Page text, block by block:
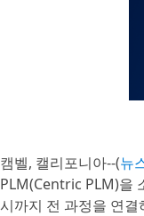
캠벨, 캘리포니아--(뉴
PLM(Centric PLM)을
시까지 전 과정을 연